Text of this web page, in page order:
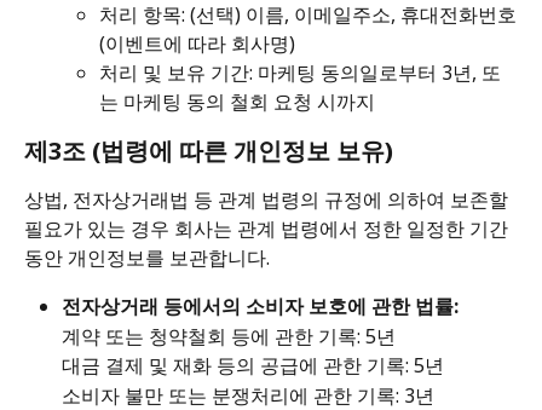
처리 항목: (선택) 이름, 이메일주소, 휴대전화번호
(이벤트에 따라 회사명)
처리 및 보유 기간: 마케팅 동의일로부터 3년, 또
는 마케팅 동의 철회 요청 시까지
제3조 (법령에 따른 개인정보 보유)
상법, 전자상거래법 등 관계 법령의 규정에 의하여 보존할
필요가 있는 경우 회사는 관계 법령에서 정한 일정한 기간
동안 개인정보를 보관합니다.
전자상거래 등에서의 소비자 보호에 관한 법률:
계약 또는 청약철회 등에 관한 기록: 5년
대금 결제 및 재화 등의 공급에 관한 기록: 5년
소비자 불만 또는 분쟁처리에 관한 기록: 3년